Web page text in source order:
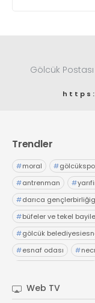
Gölcük
Trendler
#moral #
#antrenman #
#darıca
#büfeler ve tekel
#gölcük
#esnaf odası #
Web TV